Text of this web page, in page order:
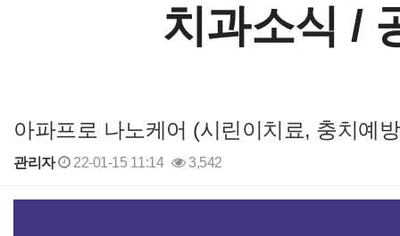
치과소식 /
아파프로 나노케어 (시린이치료, 충치예
관리자 22-01-15 11:14 3,542